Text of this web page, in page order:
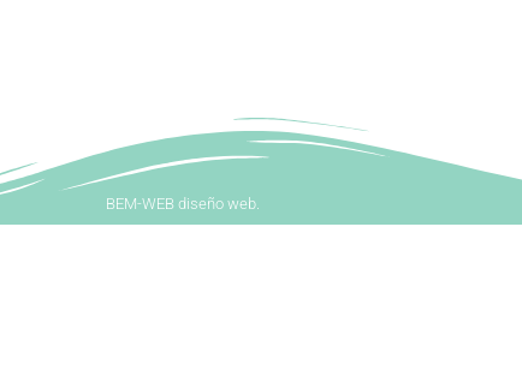
BEM-WEB diseño web.